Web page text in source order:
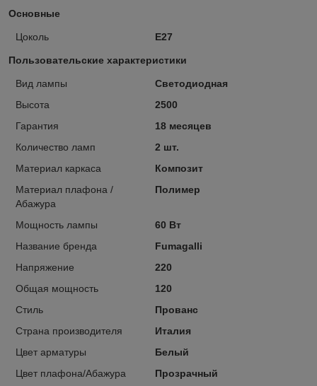
Основные
Цоколь E27
Пользовательские характеристики
Вид лампы
Светодиодная
Высота
2500
Гарантия
18 месяцев
Количество ламп
2 шт.
Материал каркаса
Композит
Материал плафона /
Абажура
Полимер
Мощность лампы
60 Вт
Название бренда
Fumagalli
Напряжение
220
Общая мощность
120
Стиль
Прованс
Страна производителя
Италия
Цвет арматуры
Белый
Цвет плафона/Абажура
Прозрачный